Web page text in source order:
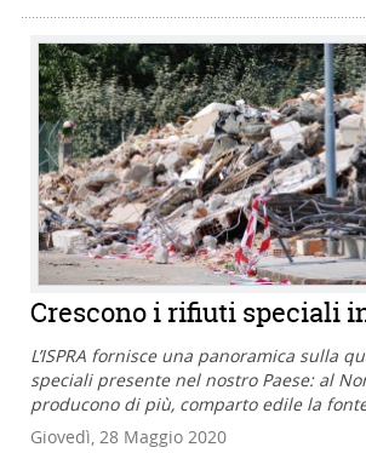
Crescono i rifiuti speciali
L’ISPRA fornisce una panoramica sulla
speciali presente nel nostro Paese: al
producono di più, comparto edile la
Giovedì, 28 Maggio 2020